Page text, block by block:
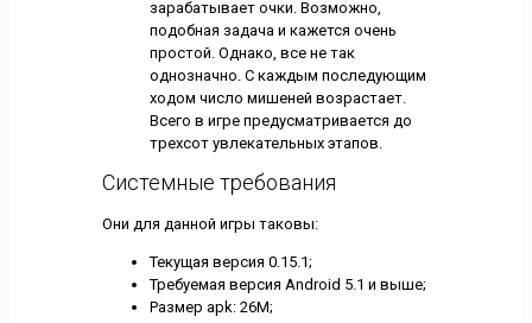
зарабатывает очки. Возможно,
подобная задача и кажется очень
простой. Однако, все не так
однозначно. С каждым последующим
ходом число мишеней возрастает.
Всего в игре предусматривается до
трехсот увлекательных этапов.
Системные требования
Они для данной игры таковы:
Текущая версия 0.15.1;
Требуемая версия Android 5.1 и выше;
Размер apk: 26M;